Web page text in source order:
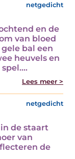
netgedicht
en de
van bloed
bal een
heuvels en
Lees meer >
netgedicht
de staart
van
de